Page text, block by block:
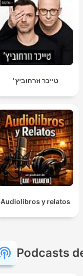
טייכר וזרחוביץ׳
Audiolibros y relatos
Podcasts